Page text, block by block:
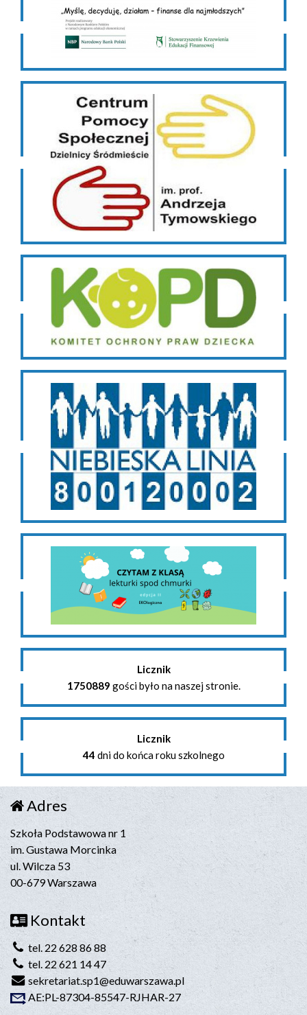
Licznik
1750889 gości było na naszej stronie.
Licznik
44 dni do końca roku szkolnego
Adres
Szkoła Podstawowa nr 1
im. Gustawa Morcinka
ul. Wilcza 53
00-679 Warszawa
Kontakt
tel. 22 628 86 88
tel. 22 621 14 47
sekretariat.sp1@eduwarszawa.pl
AE:PL-87304-85547-RJHAR-27